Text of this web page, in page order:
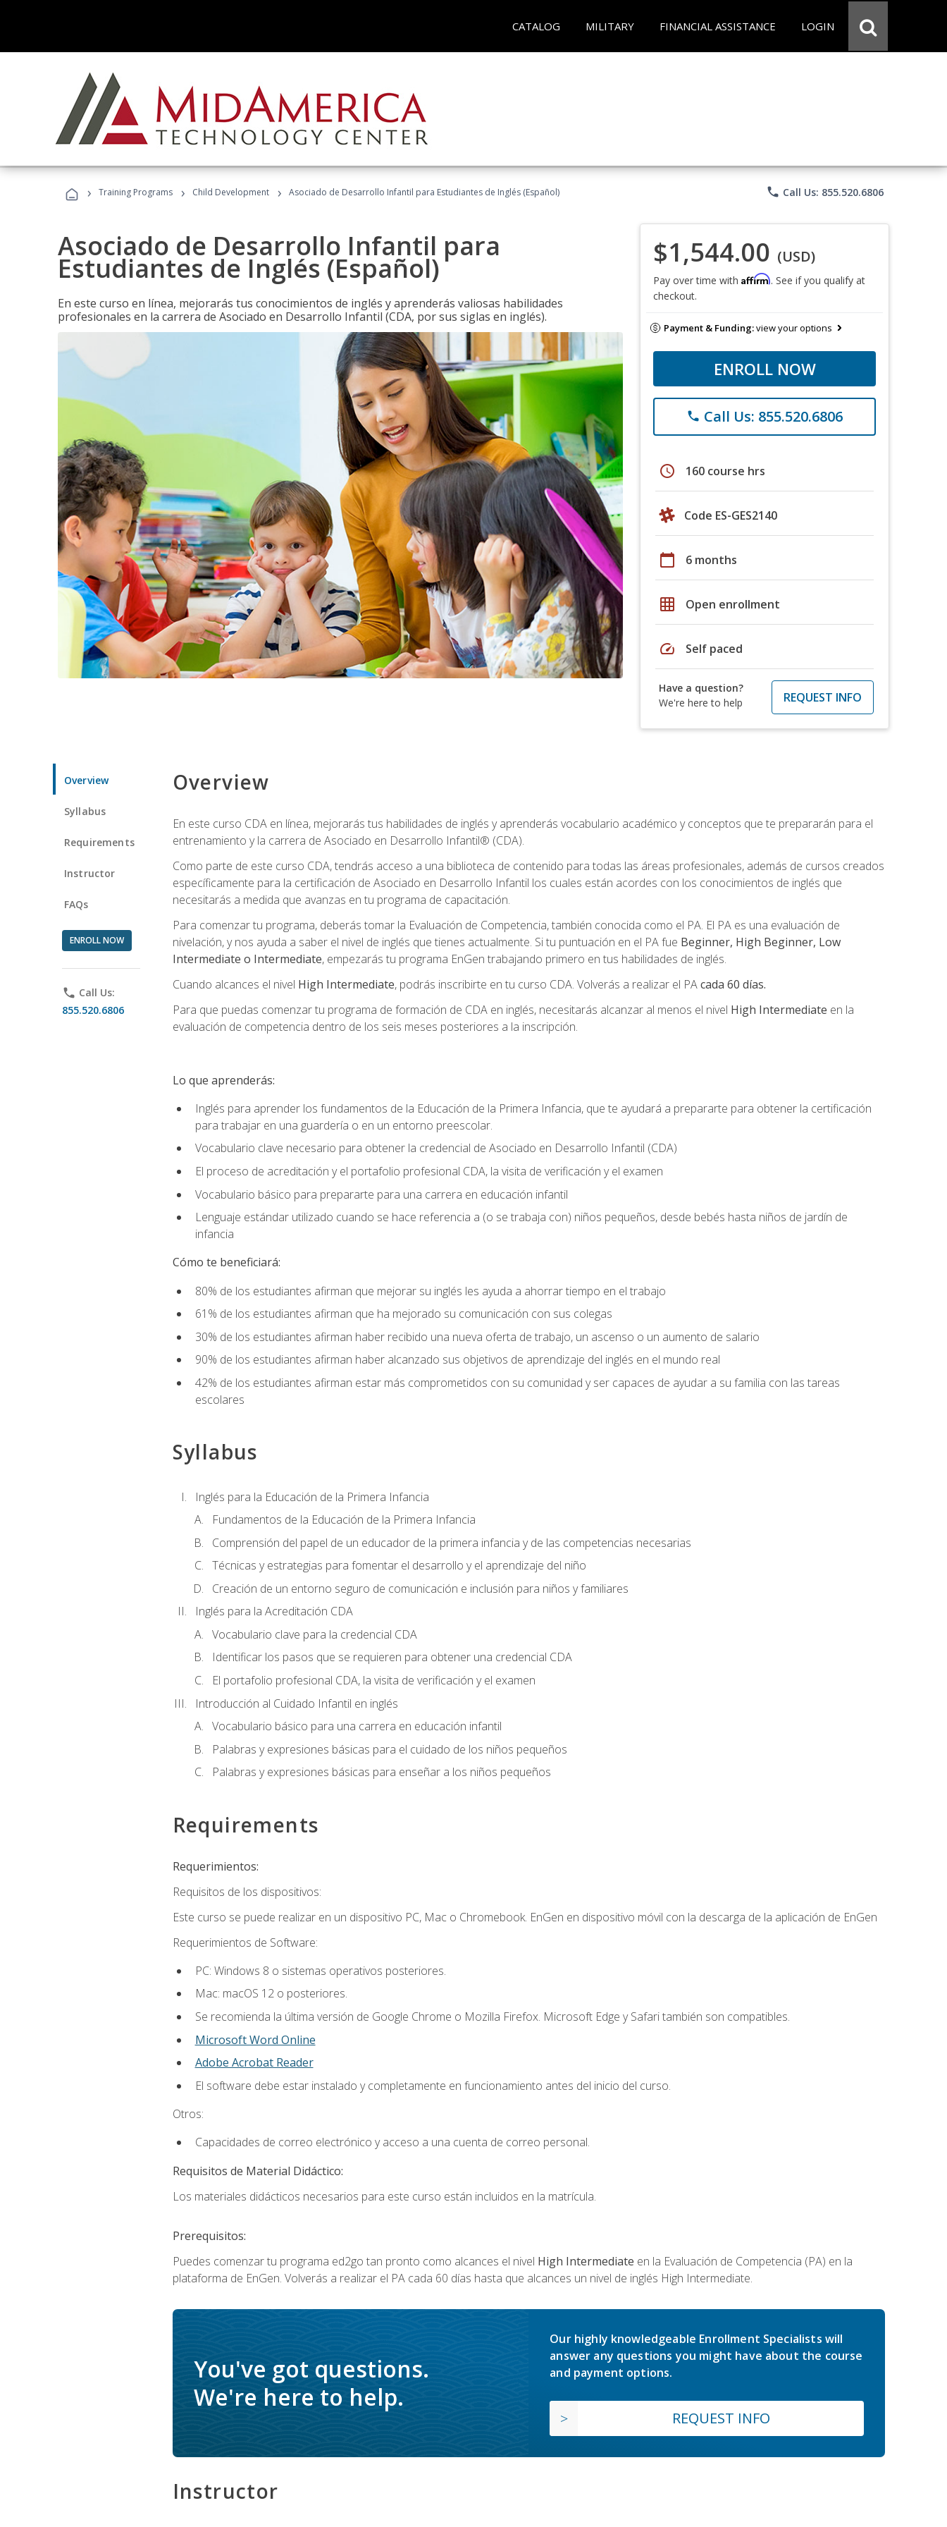
CATALOG MILITARY FINANCIAL ASSISTANCE LOGIN
› Training Programs › Child Development › Asociado de Desarrollo Infantil para Estudiantes de Inglés (Español) phone Call Us: 855.520.6806
Asociado de Desarrollo Infantil para
Estudiantes de Inglés (Español)
En este curso en línea, mejorarás tus conocimientos de inglés y aprenderás valiosas habilidades
profesionales en la carrera de Asociado en Desarrollo Infantil (CDA, por sus siglas en inglés).
$1,544.00 (USD)
Pay over time with Affirm. See if you qualify at
checkout.
Payment & Funding:view your options
ENROLL NOW
phone Call Us: 855.520.6806
schedule 160 course hrs
Code ES-GES2140
calendar_today 6 months
grid_on Open enrollment
speed Self paced
Have a question?
We're here to help
REQUEST INFO
Overview
Syllabus
Requirements
Instructor
FAQs
ENROLL NOW
phone Call Us:
855.520.6806
Overview
En este curso CDA en línea, mejorarás tus habilidades de inglés y aprenderás vocabulario académico y conceptos que te prepararán para el
entrenamiento y la carrera de Asociado en Desarrollo Infantil® (CDA).
Como parte de este curso CDA, tendrás acceso a una biblioteca de contenido para todas las áreas profesionales, además de cursos creados
específicamente para la certificación de Asociado en Desarrollo Infantil los cuales están acordes con los conocimientos de inglés que
necesitarás a medida que avanzas en tu programa de capacitación.
Para comenzar tu programa, deberás tomar la Evaluación de Competencia, también conocida como el PA. El PA es una evaluación de
nivelación, y nos ayuda a saber el nivel de inglés que tienes actualmente. Si tu puntuación en el PA fue Beginner, High Beginner, Low
Intermediate o Intermediate, empezarás tu programa EnGen trabajando primero en tus habilidades de inglés.
Cuando alcances el nivel High Intermediate, podrás inscribirte en tu curso CDA. Volverás a realizar el PAcada 60 días.
Para que puedas comenzar tu programa de formación de CDA en inglés, necesitarás alcanzar al menos el nivel High Intermediate en la
evaluación de competencia dentro de los seis meses posteriores a la inscripción.
Lo que aprenderás:
Inglés para aprender los fundamentos de la Educación de la Primera Infancia, que te ayudará a prepararte para obtener la certificación
para trabajar en una guardería o en un entorno preescolar.
Vocabulario clave necesario para obtener la credencial de Asociado en Desarrollo Infantil (CDA)
El proceso de acreditación y el portafolio profesional CDA, la visita de verificación y el examen
Vocabulario básico para prepararte para una carrera en educación infantil
Lenguaje estándar utilizado cuando se hace referencia a (o se trabaja con) niños pequeños, desde bebés hasta niños de jardín de
infancia
Cómo te beneficiará:
80% de los estudiantes afirman que mejorar su inglés les ayuda a ahorrar tiempo en el trabajo
61% de los estudiantes afirman que ha mejorado su comunicación con sus colegas
30% de los estudiantes afirman haber recibido una nueva oferta de trabajo, un ascenso o un aumento de salario
90% de los estudiantes afirman haber alcanzado sus objetivos de aprendizaje del inglés en el mundo real
42% de los estudiantes afirman estar más comprometidos con su comunidad y ser capaces de ayudar a su familia con las tareas
escolares
Syllabus
Inglés para la Educación de la Primera Infancia
Fundamentos de la Educación de la Primera Infancia
Comprensión del papel de un educador de la primera infancia y de las competencias necesarias
Técnicas y estrategias para fomentar el desarrollo y el aprendizaje del niño
Creación de un entorno seguro de comunicación e inclusión para niños y familiares
Inglés para la Acreditación CDA
Vocabulario clave para la credencial CDA
Identificar los pasos que se requieren para obtener una credencial CDA
El portafolio profesional CDA, la visita de verificación y el examen
Introducción al Cuidado Infantil en inglés
Vocabulario básico para una carrera en educación infantil
Palabras y expresiones básicas para el cuidado de los niños pequeños
Palabras y expresiones básicas para enseñar a los niños pequeños
Requirements
Requerimientos:
Requisitos de los dispositivos:
Este curso se puede realizar en un dispositivo PC, Mac o Chromebook. EnGen en dispositivo móvil con la descarga de la aplicación de EnGen
Requerimientos de Software:
PC: Windows 8 o sistemas operativos posteriores.
Mac: macOS 12 o posteriores.
Se recomienda la última versión de Google Chrome o Mozilla Firefox. Microsoft Edge y Safari también son compatibles.
Microsoft Word Online
Adobe Acrobat Reader
El software debe estar instalado y completamente en funcionamiento antes del inicio del curso.
Otros:
Capacidades de correo electrónico y acceso a una cuenta de correo personal.
Requisitos de Material Didáctico:
Los materiales didácticos necesarios para este curso están incluidos en la matrícula.
Prerequisitos:
Puedes comenzar tu programa ed2go tan pronto como alcances el nivel High Intermediate en la Evaluación de Competencia (PA) en la
plataforma de EnGen. Volverás a realizar el PA cada 60 días hasta que alcances un nivel de inglés High Intermediate.
You've got questions.
We're here to help.
Our highly knowledgeable Enrollment Specialists will
answer any questions you might have about the course
and payment options.
REQUEST INFO
Instructor